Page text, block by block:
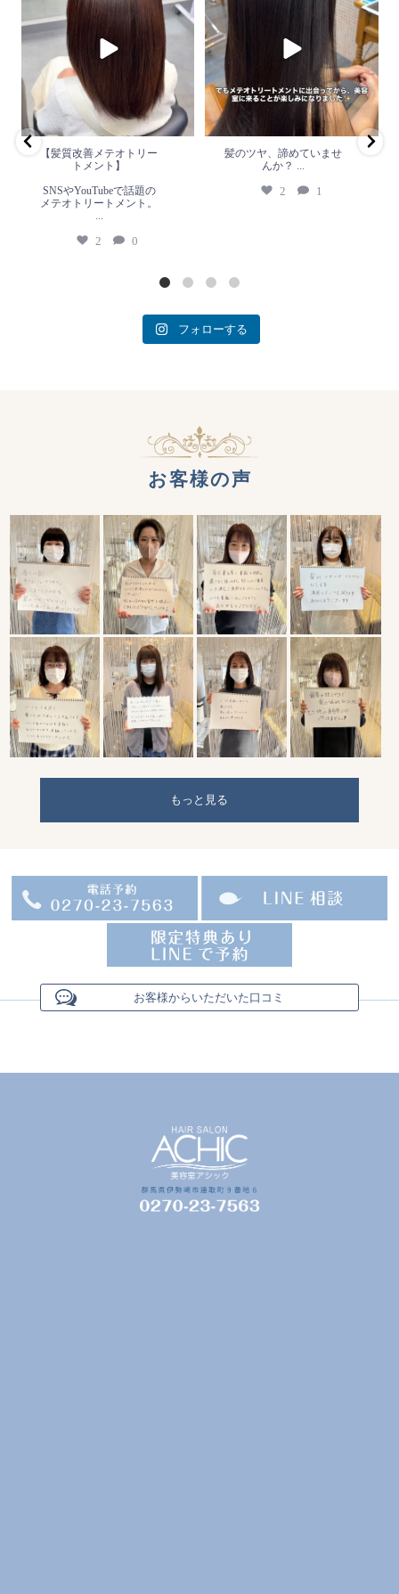
SNSやYouTubeで話題のメテオト
リートメント。
2 0
【髪質改善メテオトリー
トメント】
SNSやYouTubeで話題の
メテオトリートメント。
2 0
1
髪のツヤ、諦めていませ
んか？
2 1
フォローする
お客様の声
もっと見る
お客様からいただいた口コミ